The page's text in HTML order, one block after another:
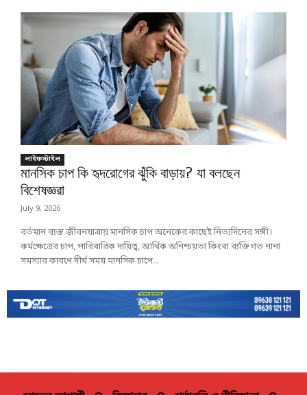
লাইফস্টাইল
মানসিক চাপ কি হৃদরোগের ঝুঁকি বাড়ায়? যা বলছেন
বিশেষজ্ঞরা
July 9, 2026
বর্তমান ব্যস্ত জীবনযাত্রায় মানসিক চাপ অনেকের কাছেই নিত্যদিনের সঙ্গী।
কর্মক্ষেত্রের চাপ, পারিবারিক দায়িত্ব, আর্থিক অনিশ্চয়তা কিংবা ব্যক্তিগত নানা
সমস্যার কারণে দীর্ঘ সময় মানসিক চাপে...